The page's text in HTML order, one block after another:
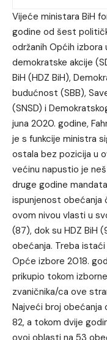
Vijeće ministara BiH
godine od šest
održanih Općih izbora
demokratske akcije
BiH (HDZ BiH),
budućnost (SBB),
(SNSD) i
juna 2020. godine,
je s funkcije ministra
ostala bez pozicija u
većinu napustio je
druge godine
ispunjenost obećanja
ovom nivou vlasti u
(87), dok su HDZ BiH
obećanja. Treba istaći
Opće izbore 2018.
prikupio tokom
zvaničnika/ca ove
Najveći broj obećanja
82, a tokom dvije